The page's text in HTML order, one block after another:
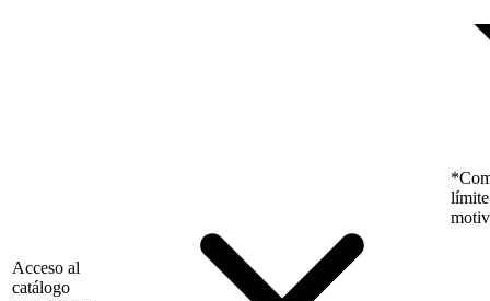
límite
Acceso al
catálogo